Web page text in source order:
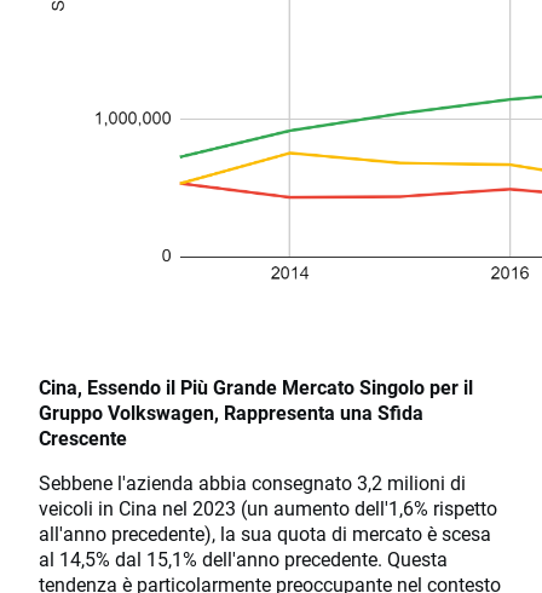
Cina, Essendo il Più Grande Mercato Singolo per il
Gruppo Volkswagen, Rappresenta una Sfida
Crescente
Sebbene l'azienda abbia consegnato 3,2 milioni di
veicoli in Cina nel 2023 (un aumento dell'1,6% rispetto
all'anno precedente), la sua quota di mercato è scesa
al 14,5% dal 15,1% dell'anno precedente. Questa
tendenza è particolarmente preoccupante nel contesto